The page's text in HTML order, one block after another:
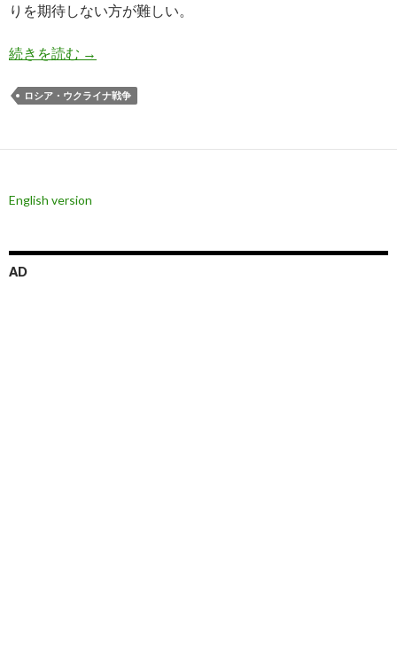
りを期待しない方が難しい。
続きを読む 西側が制裁で海外資産を凍結したプーチン氏と
→
ロシア・ウクライナ戦争
English version
AD